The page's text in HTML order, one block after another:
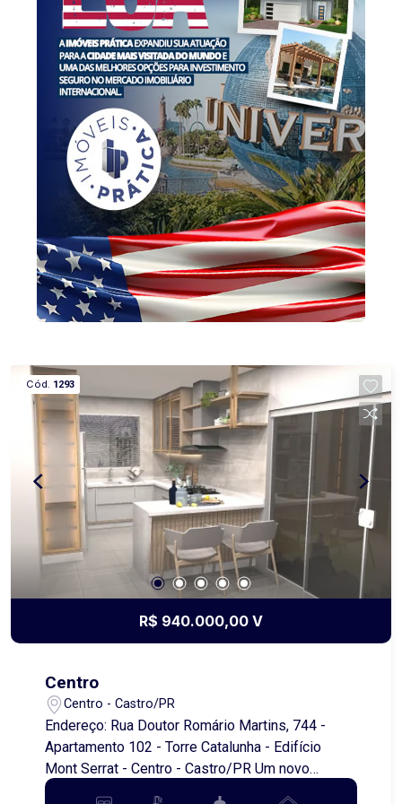
merece sua atenção. Entre em contato com a
Imóveis Prática e agende sua visita. Será um
prazer apresentar pessoalmente todos os
diferenciais deste imóvel.
Cód. 1293
R$ 940.000,00 V
Centro
Centro - Castro/PR
Endereço: Rua Doutor Romário Martins, 744 -
Apartamento 102 - Torre Catalunha - Edifício
Mont Serrat - Centro - Castro/PR Um novo
capítulo da sua vida começa aqui. Imagine